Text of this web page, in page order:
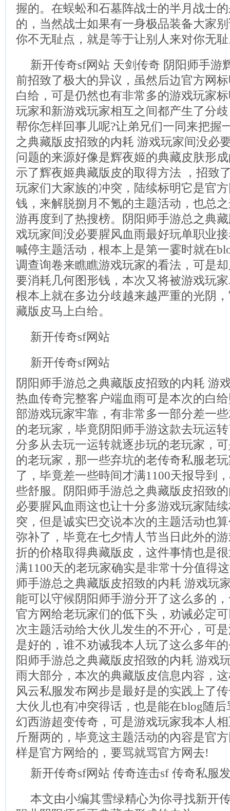
握的。在蜈蚣和石墓阵战士的半月战士
的，当然战士如果有一身极品装备大家
你不无耻点，就是等于让别人来对你无
新开传奇sf网站 天剑传奇 阴阳师手游
前招致了极大的异议，虽然后边官方网
白给，可是仍然也有非常多的游戏玩家
玩家和新游戏玩家相互之间都产生了分
帮你怎样回事儿呢?让弟兄们一同来把握
之典藏版皮招致的内耗 游戏玩家间没必
问题的来源好像是辉夜姬的典藏皮肤形
示了辉夜姬典藏版皮的取得方法 ，招致
玩家们大家族的冲突，陆续标明它是官
钱，来解脱捌月不氪的主题活动，也总
游再度到了热搜榜。阴阳师手游总之典
戏玩家间没必要腥风血雨最好玩单职业
喊停主题活动，根本上是第一霎时就在
调查询卷来瞧瞧游戏玩家的看法，可是
要消耗几何图形钱，本次又将被游戏玩
根本上就在多边分歧越来越严重的光阴
藏版皮马上白给。
新开传奇sf网站
新开传奇sf网站
阴阳师手游总之典藏版皮招致的内耗 游
热血传奇完整客户端血雨可是本次的白
部游戏玩家牢靠，有非常多一部分差一
的老玩家，毕竟阴阳师手游这款去玩运
分多从去玩一运转就逐步玩的老玩家，
的老玩家，那一些弃坑的老传奇私服老
了，毕竟差一些時间才满1100天报导到
些舒服。阴阳师手游总之典藏版皮招致
必要腥风血雨这也让十分多游戏玩家陆
突，但是诚实巴交说本次的主题活动也
弥补了，毕竟在七夕情人节当日此外的
折的价格取得典藏版皮，这件事情也是
满1100天的老玩家确实是非常十分值得
师手游总之典藏版皮招致的内耗 游戏玩
能可以守候阴阳师手游分开了这么多的
官方网给老玩家们的低下头，劝诫必定
次主题活动给大伙儿发生的不开心，可
是好的，谁不劝诫我本人玩了这么多年
阳师手游总之典藏版皮招致的内耗 游戏
雨大部分，本次的典藏版皮信息内容，
风云私服发布网步是最好是的实践上了
大伙儿也有冲突得话，也是能在blog随
幻西游超变传奇，可是游戏玩家我本人
斤掰两的，毕竟这主题活动的內容是官
样是官方网给的，要骂就骂官方网去!
新开传奇sf网站 传奇连击sf 传奇私服
本文由小编其雪绿精心为你寻找新开